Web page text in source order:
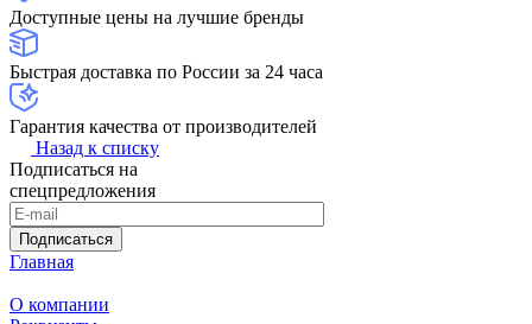
Доступные цены на лучшие бренды
Быстрая доставка по России за 24 часа
Гарантия качества от производителей
Назад к списку
Подписаться на
спецпредложения
Подписаться
Главная
О компании